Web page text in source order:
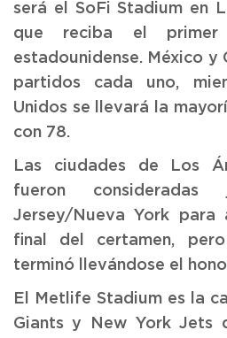
será el SoFi Stadium en
que reciba el
estadounidense. México y
partidos cada uno,
Unidos se llevará la
con 78.
Las ciudades de Los
fueron
Jersey/Nueva York
final del certamen,
terminó llevándose el
El Metlife Stadium es la
Giants y New York Jets